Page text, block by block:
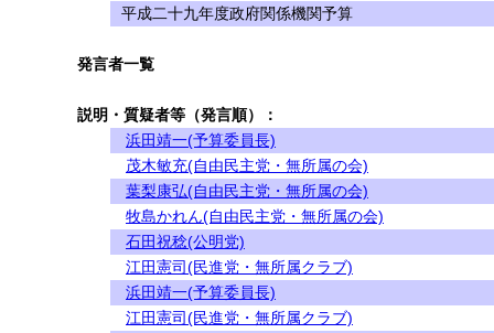
平成二十九年度政府関係機関予算
発言者一覧
説明・質疑者等（発言順）：
浜田靖一(予算委員長)
茂木敏充(自由民主党・無所属の会)
葉梨康弘(自由民主党・無所属の会)
牧島かれん(自由民主党・無所属の会)
石田祝稔(公明党)
江田憲司(民進党・無所属クラブ)
浜田靖一(予算委員長)
江田憲司(民進党・無所属クラブ)